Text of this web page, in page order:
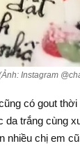
Instagram
có gout
trắng cùng
nhiều chị em